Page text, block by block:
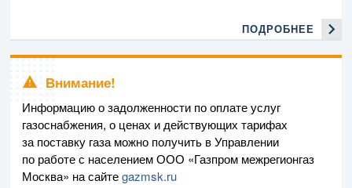
ПОДРОБНЕЕ
Внимание!
Информацию о задолженности по оплате услуг
газоснабжения, о ценах и действующих тарифах
за поставку газа можно получить в Управлении
по работе с населением ООО «Газпром межрегионгаз
Москва» на сайтеgazmsk.ru